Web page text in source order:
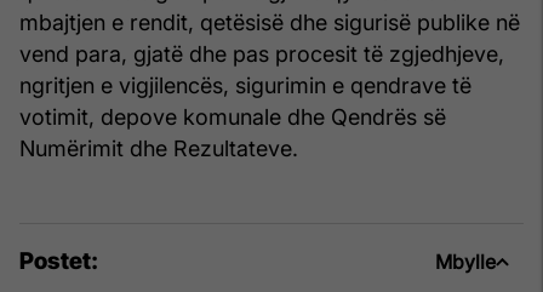
mbajtjen e rendit, qetësisë dhe sigurisë publike në
vend para, gjatë dhe pas procesit të zgjedhjeve,
ngritjen e vigjilencës, sigurimin e qendrave të
votimit, depove komunale dhe Qendrës së
Numërimit dhe Rezultateve.
Postet: Mbylle